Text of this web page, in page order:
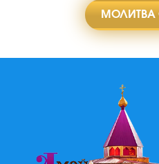
МОЛИТВА